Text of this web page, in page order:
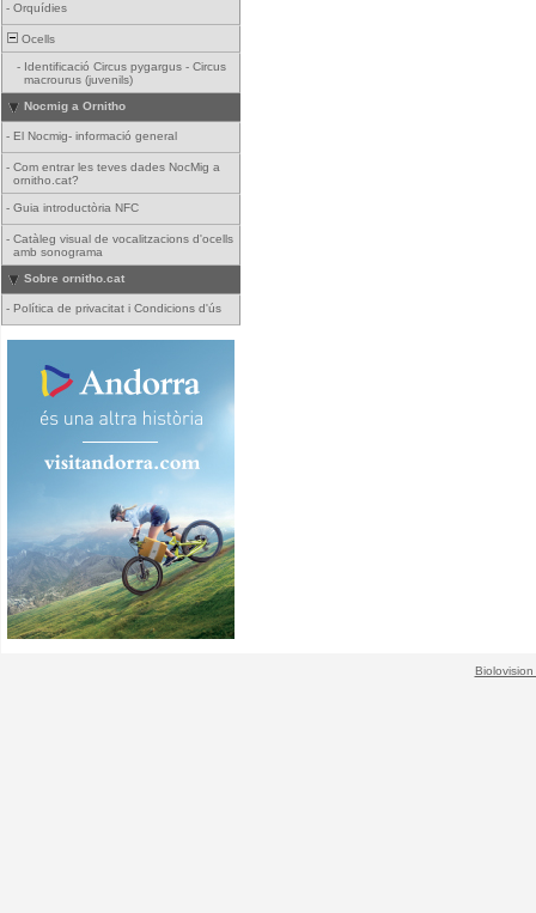
- Orquídies
Ocells
- Identificació Circus pygargus - Circus
macrourus (juvenils)
Nocmig a Ornitho
- El Nocmig- informació general
- Com entrar les teves dades NocMig a
ornitho.cat?
- Guia introductòria NFC
- Catàleg visual de vocalitzacions d'ocells
amb sonograma
Sobre ornitho.cat
- Política de privacitat i Condicions d'ús
Biolovision